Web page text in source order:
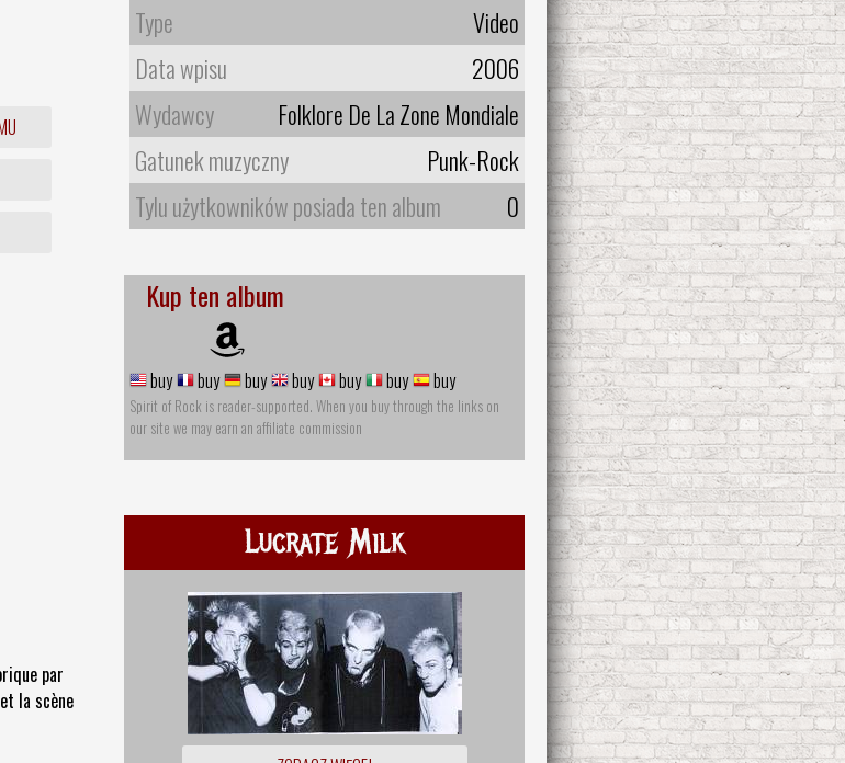
Type
Video
Data wpisu
2006
Wydawcy
Folklore De La Zone Mondiale
Gatunek muzyczny
Punk-Rock
Tylu użytkowników posiada ten album
0
par
la scène
Kup ten album
buy buy buy buy buy buy buy
Spirit of Rock is reader-supported. When you buy through the links on
our site we may earn an affiliate commission
Lucrate Milk